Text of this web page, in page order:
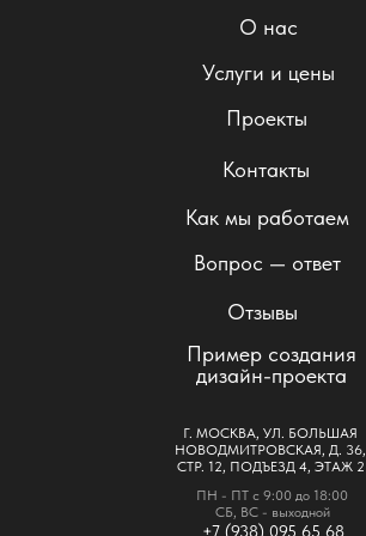
Г. МОСКВА, УЛ. БОЛЬШАЯ
НОВОДМИТРОВСКАЯ, Д. 36,
СТР. 12, ПОДЪЕЗД 4, ЭТАЖ 2
Проекты
О нас
Услуги и цены
Вопрос — ответ
Как мы работаем
Отзывы
Пример создания
дизайн-проекта
Контакты
ПН - ПТ с 9:00 до 18:00
СБ, ВС - выходной
+7 (938) 095 65 68